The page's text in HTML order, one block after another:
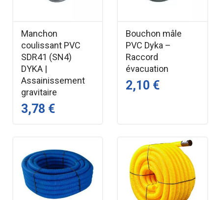
Manchon
coulissant PVC
SDR41 (SN4)
DYKA |
Assainissement
gravitaire
3,78 €
Bouchon mâle
PVC Dyka –
Raccord
évacuation
2,10 €